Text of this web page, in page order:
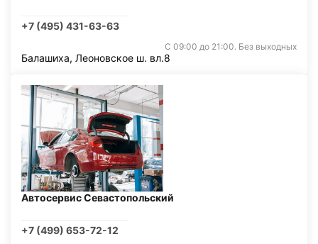
+7 (495) 431-63-63
С 09:00 до 21:00. Без выходных
Балашиха, Леоновское ш. вл.8
Автосервис Севастопольский
+7 (499) 653-72-12